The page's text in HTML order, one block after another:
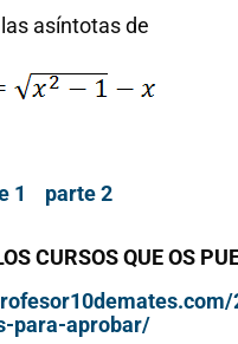
asíntotas de
1 parte 2
CURSOS QUE OS
para-aprobar/